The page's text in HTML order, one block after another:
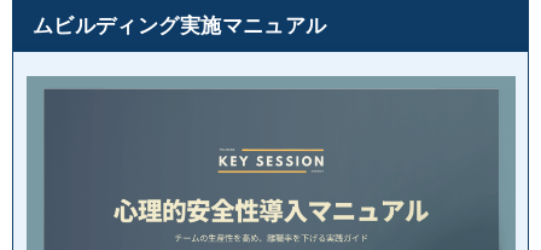
ムビルディング実施マニュアル